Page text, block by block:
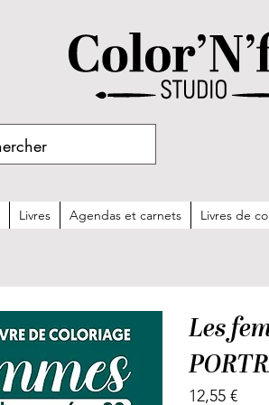
Livres Agendas et carnets Livres de
Les
12,55 €